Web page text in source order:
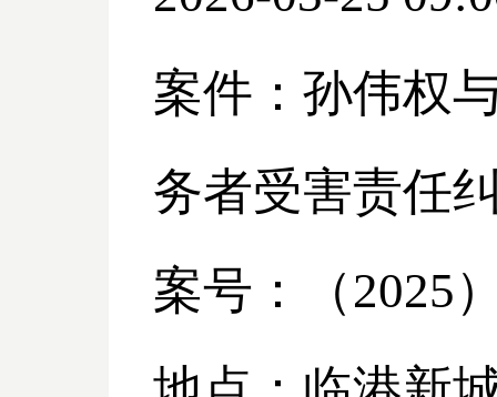
案件：孙伟权
务者受害责任
案号：（2025